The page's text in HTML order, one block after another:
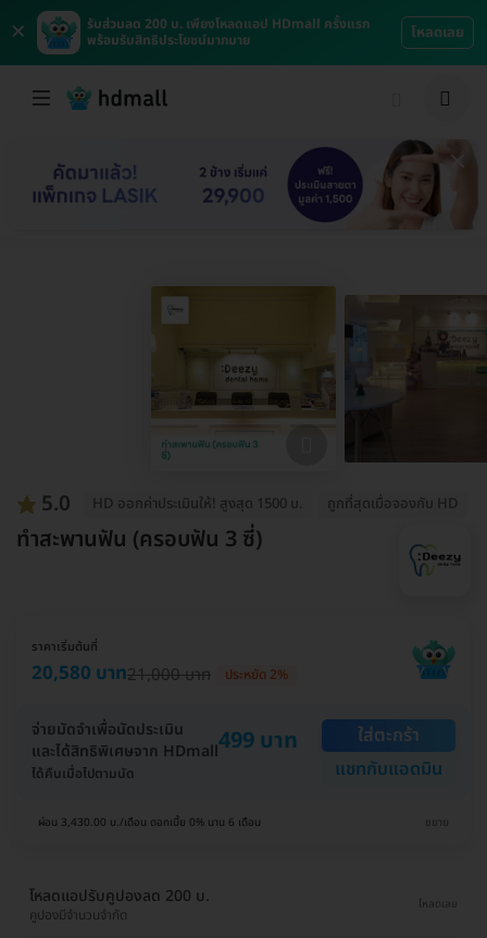
×
รับส่วนลด 200 บ. เพียงโหลดแอป HDmall ครั้งแรก
พร้อมรับสิทธิประโยชน์มากมาย
โหลดเลย
5.0 HD ออกค่าประเมินให้! สูงสุด 1500 บ. ถูกที่สุดเมื่อจองกับ HD
ทำสะพานฟัน (ครอบฟัน 3 ซี่)
ราคาเริ่มต้นที่
20,580 บาท21,000 บาท ประหยัด 2%
จ่ายมัดจำเพื่อนัดประเมิน
และได้สิทธิพิเศษจาก HDmall499 บาท
ได้คืนเมื่อไปตามนัด
ใส่ตะกร้า
แชทกับแอดมิน
ผ่อน 3,430.00 บ./เดือน ดอกเบี้ย 0% นาน 6 เดือน ขยาย
โหลดแอปรับคูปองลด 200 บ.
คูปองมีจำนวนจำกัด
โหลดเลย